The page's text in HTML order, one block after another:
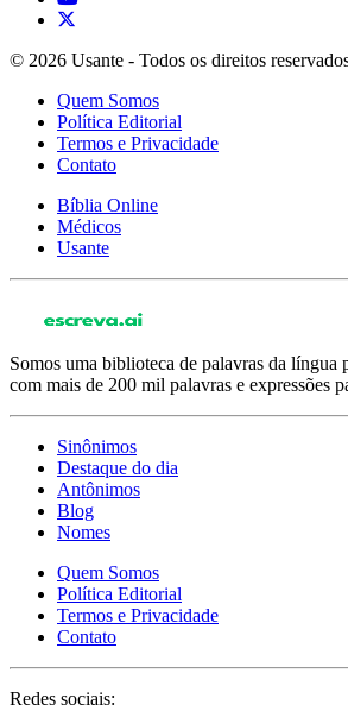
© 2026 Usante - Todos os direitos
Quem Somos
Política Editorial
Termos e Privacidade
Contato
Bíblia Online
Médicos
Usante
Somos uma biblioteca de palavras da língua
com mais de 200 mil palavras e expressões
Sinônimos
Destaque do dia
Antônimos
Blog
Nomes
Quem Somos
Política Editorial
Termos e Privacidade
Contato
Redes sociais: